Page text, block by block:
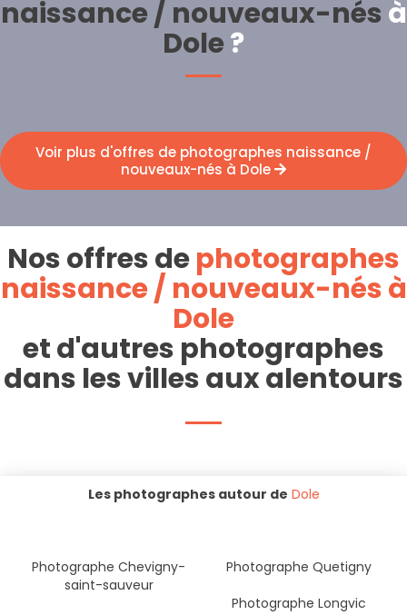
naissance / nouveaux-nés à
Dole?
Voir plus d'offres de photographes naissance /
nouveaux-nés à Dole
Nos offres dephotographes
naissance / nouveaux-nés à
Dole
et d'autres photographes
dans les villes aux alentours
Les photographes autour de Dole
Photographe Chevigny-
saint-sauveur
Photographe Quetigny
Photographe Longvic